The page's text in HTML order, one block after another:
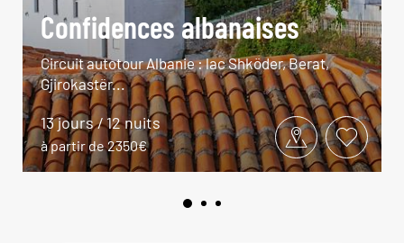
Confidences albanaises
Circuit autotour Albanie : lac Shköder, Berat,
Gjirokastër...
13 jours / 12 nuits
à partir de 2350€